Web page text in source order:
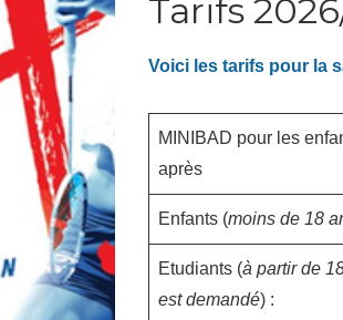
Tarifs
Voici les tarifs pour la
MINIBAD pour les
après
Enfants (moins de 18
Etudiants (à partir de
est demandé) :